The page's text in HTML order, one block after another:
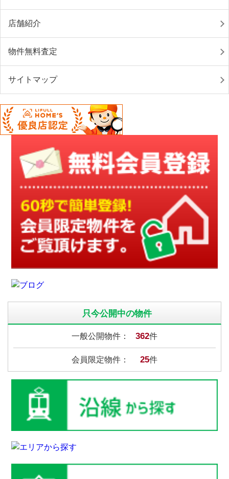
店舗紹介
物件無料査定
サイトマップ
只今公開中の物件
一般公開物件： 362件
会員限定物件： 25件